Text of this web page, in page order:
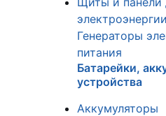
электроэнергии
Генераторы
питания
Батарейки,
устройства
Аккумуляторы